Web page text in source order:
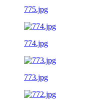
775.jpg
774.jpg
773.jpg